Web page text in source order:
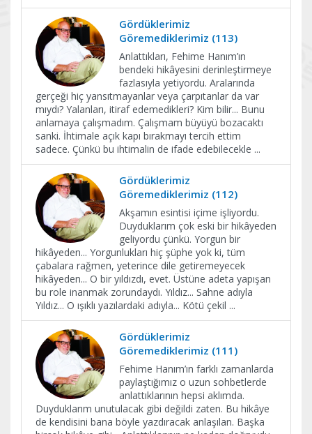
Gördüklerimiz
Göremediklerimiz (113)
Anlattıkları, Fehime Hanım’ın
bendeki hikâyesini derinleştirmeye
fazlasıyla yetiyordu. Aralarında
gerçeği hiç yansıtmayanlar veya çarpıtanlar da var
mıydı? Yalanları, itiraf edemedikleri? Kim bilir... Bunu
anlamaya çalışmadım. Çalışmam büyüyü bozacaktı
sanki. İhtimale açık kapı bırakmayı tercih ettim
sadece. Çünkü bu ihtimalin de ifade edebilecekle ...
Gördüklerimiz
Göremediklerimiz (112)
Akşamın esintisi içime işliyordu.
Duyduklarım çok eski bir hikâyeden
geliyordu çünkü. Yorgun bir
hikâyeden... Yorgunlukları hiç şüphe yok ki, tüm
çabalara rağmen, yeterince dile getiremeyecek
hikâyeden... O bir yıldızdı, evet. Üstüne adeta yapışan
bu role inanmak zorundaydı. Yıldız... Sahne adıyla
Yıldız... O ışıklı yazılardaki adıyla... Kötü çekil ...
Gördüklerimiz
Göremediklerimiz (111)
Fehime Hanım’ın farklı zamanlarda
paylaştığımız o uzun sohbetlerde
anlattıklarının hepsi aklımda.
Duyduklarım unutulacak gibi değildi zaten. Bu hikâye
de kendisini bana böyle yazdıracak anlaşılan. Başka